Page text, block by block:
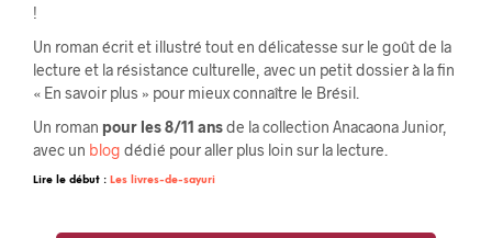
!
Un roman écrit et illustré tout en délicatesse sur le goût de la
lecture et la résistance culturelle, avec un petit dossier à la fin
« En savoir plus » pour mieux connaître le Brésil.
Un roman pour les 8/11 ansde la collection Anacaona Junior,
avec un blog dédié pour aller plus loin sur la lecture.
Lire le début : Les livres-de-sayuri